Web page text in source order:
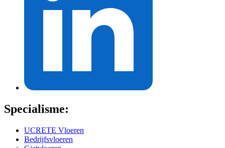
Specialisme:
UCRETE Vloeren
Bedrijfsvloeren